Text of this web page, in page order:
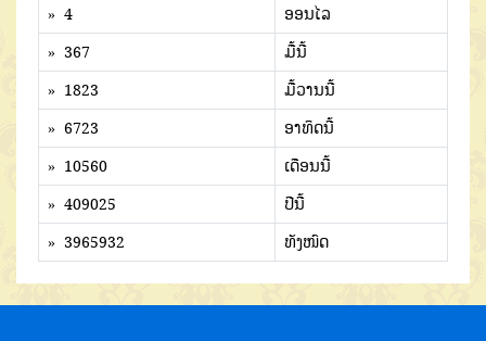
» 4
ອອນໄລ
» 367
ມື້ນີ້
» 1823
ມື້ວານນີ້
» 6723
ອາທິດນີ້
» 10560
ເດືອນນີ້
» 409025
ປີນີ້
» 3965932
ທັງໜົດ